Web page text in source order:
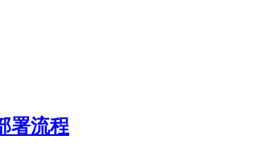
署流程